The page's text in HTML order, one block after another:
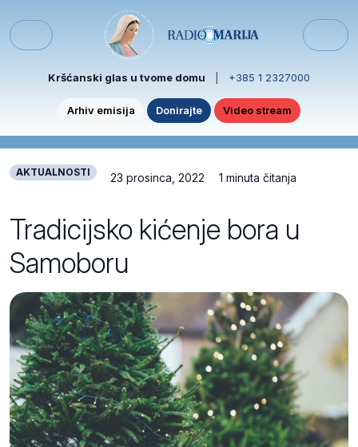
Menu
Kršćanski glas u tvome domu +385 1 2327000
Arhiv emisija Donirajte Video stream
AKTUALNOSTI 23 prosinca, 2022 1 minuta čitanja
Tradicijsko kićenje bora u
Samoboru